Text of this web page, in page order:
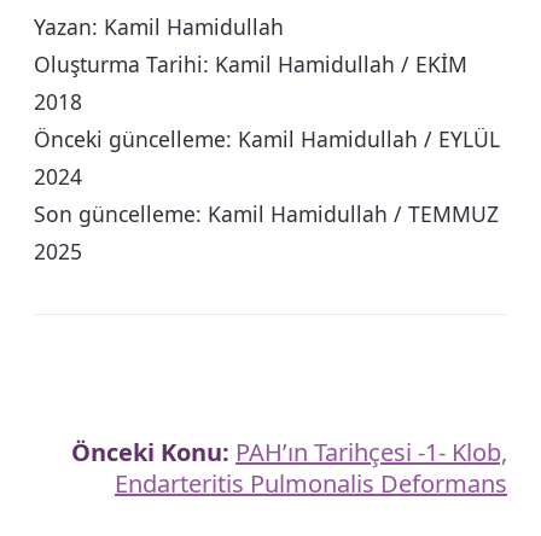
Yazan: Kamil Hamidullah
Oluşturma Tarihi: Kamil Hamidullah / EKİM
2018
Önceki güncelleme: Kamil Hamidullah / EYLÜL
2024
Son güncelleme: Kamil Hamidullah / TEMMUZ
2025
Önceki Konu: PAH’ın Tarihçesi -1- Klob,
Endarteritis Pulmonalis Deformans